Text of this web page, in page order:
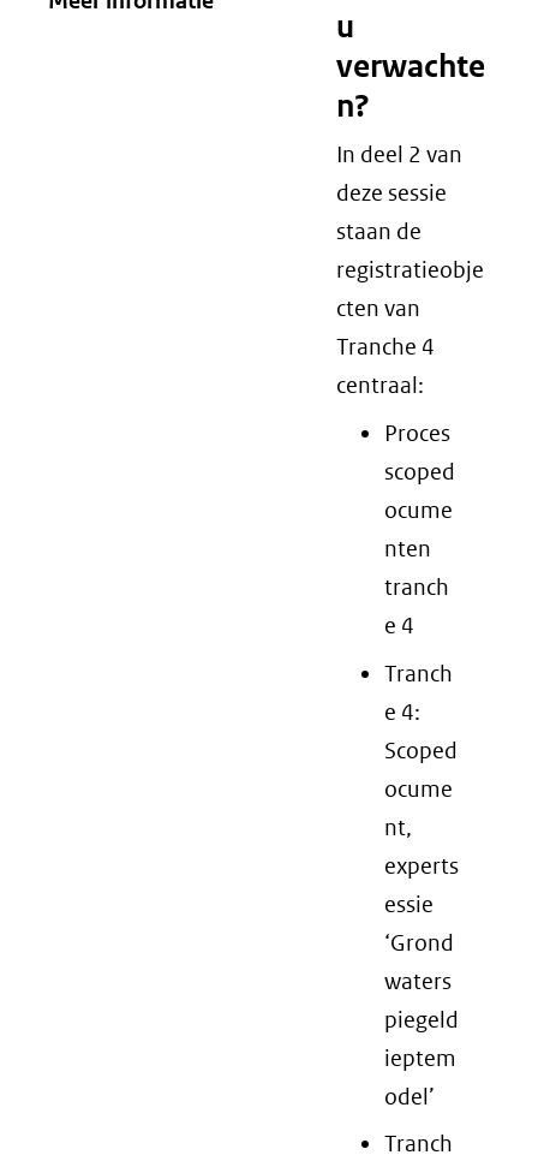
u
verwachte
n?
In deel 2 van
deze sessie
staan de
registratieobje
cten van
Tranche 4
centraal:
Proces
scoped
ocume
nten
tranch
e 4
Tranch
e 4:
Scoped
ocume
nt,
experts
essie
‘Grond
waters
piegeld
ieptem
odel’
Tranch